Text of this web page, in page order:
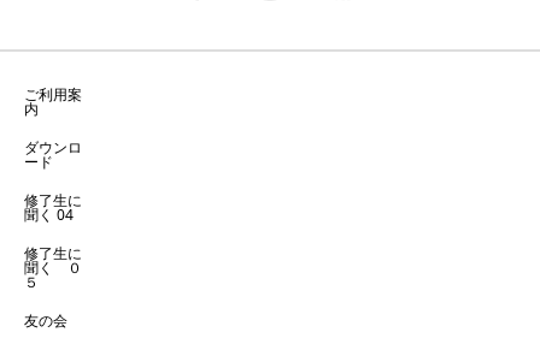
ご利用案
内
ダウンロ
ード
修了生に
聞く 04
修了生に
聞く ０
５
友の会